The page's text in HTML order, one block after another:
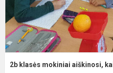
2b klasės mokiniai aiškinosi,